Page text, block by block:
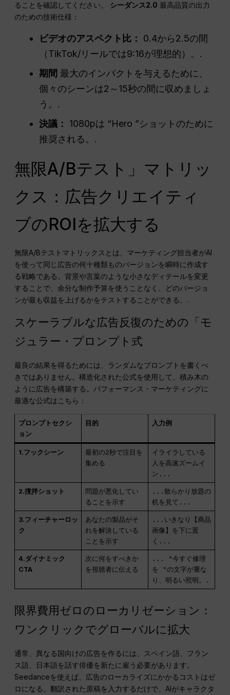
ることを確認してください。 シーダンス2.0 最高品質の出力
のための技術仕様：
ビデオのアスペクト比：
0.4から2.5の間
（TikTok/リールでは9:16が理想的）。.
期間 最大のインパクトを与えるために、
個々のシーンは2～15秒の間に収めましょ
う。.
決議：
1080pは “Hero ”ショットのために
推奨される。.
無限A/Bテスト」マトリッ
クス：広告クリエイティ
ブのROIを拡大する
無限A/Bテストマトリックスとは、マーケティング担当者がAI
を使って同じ広告の何十種類ものバージョンを瞬時に作成す
る戦略である。背景や言葉のような小さなディテールを変更
することで、余分な制作予算を使うことなく、どのバージョ
ンが最も収益を上げるかをテストすることができる。.
スケーラブルな広告反復のための「モ
ジュラー・プロンプト式
最良の結果を得るためには、ランダムなプロンプトを書くべ
きではありません。構造化された公式を使用して、積み木の
ように広告を構築する。パフォーマンス・マーケティングに
最適な公式はこちら：
プロンプトセクシ
ョン
目的 入力例
1.フックシーン
最初の2秒で注目を
集める
イライラしている
人を高速ズームイ
ン...
2.撹拌ショット
問題が悪化してい
ることを示す
...散らかり放題の
机を見て...
3.フィーチャーロッ
ク
あなたの製品がそ
れを解決している
ことを示す
...いきなり【商品
画像】を下に置
く...
4.ダイナミック
CTA
次に何をすべきか
を視聴者に伝える
... "今すぐ修理
を "の文字が重な
り、明るい照明。.
限界費用ゼロのローカリゼーション：
ワンクリックでグローバルに拡大
通常、異なる国向けの広告を作るには、スペイン語、フラン
ス語、日本語を話す俳優を新たに雇う必要があります。
Seedanceを使えば、広告のローカライズにかかるコストはゼ
ロになる。翻訳された原稿を入力するだけで、AIがキャラクタ